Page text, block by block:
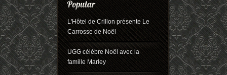
L'Hôtel de Crillon présente Le
Carrosse de Noël
UGG célèbre Noël avec la
famille Marley